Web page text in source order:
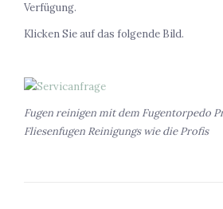
Verfügung.
Klicken Sie auf das folgende Bild.
Fugen reinigen mit dem Fugentorpedo
Fliesenfugen Reinigungs wie die Profis